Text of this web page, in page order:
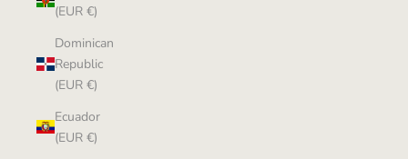
(EUR €)
Dominican
Republic
(EUR €)
Ecuador
(EUR €)